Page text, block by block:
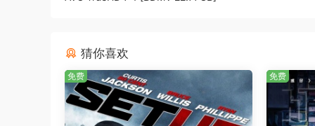
猜你喜欢
免费 免费